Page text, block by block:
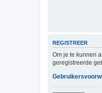
REGISTREER
Om je te kunnen
geregistreerde